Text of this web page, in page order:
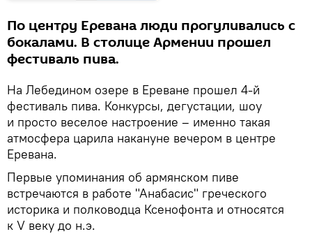
По центру Еревана люди прогуливались с
бокалами. В столице Армении прошел
фестиваль пива.
На Лебедином озере в Ереване прошел 4-й
фестиваль пива. Конкурсы, дегустации, шоу
и просто веселое настроение – именно такая
атмосфера царила накануне вечером в центре
Еревана.
Первые упоминания об армянском пиве
встречаются в работе "Анабасис" греческого
историка и полководца Ксенофонта и относятся
к V веку до н.э.